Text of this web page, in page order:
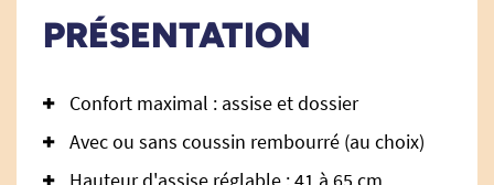
PRÉSENTATION
Confort maximal : assise et dossier
Avec ou sans coussin rembourré (au choix)